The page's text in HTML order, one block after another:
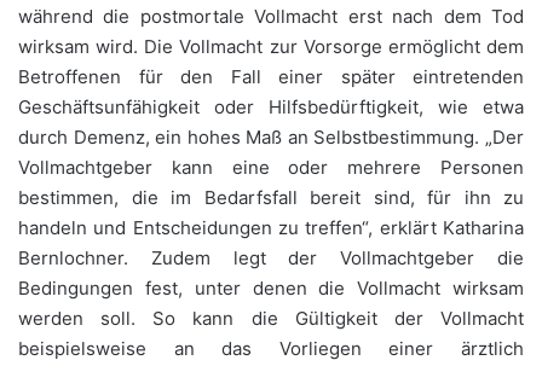
während die postmortale Vollmacht erst nach dem Tod
wirksam wird. Die Vollmacht zur Vorsorge ermöglicht dem
Betroffenen für den Fall einer später eintretenden
Geschäftsunfähigkeit oder Hilfsbedürftigkeit, wie etwa
durch Demenz, ein hohes Maß an Selbstbestimmung. „Der
Vollmachtgeber kann eine oder mehrere Personen
bestimmen, die im Bedarfsfall bereit sind, für ihn zu
handeln und Entscheidungen zu treffen“, erklärt Katharina
Bernlochner. Zudem legt der Vollmachtgeber die
Bedingungen fest, unter denen die Vollmacht wirksam
werden soll. So kann die Gültigkeit der Vollmacht
beispielsweise an das Vorliegen einer ärztlich